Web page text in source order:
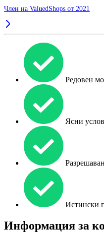
Член на ValuedShops от 2021
Редовен
Ясни
Истински
Информация за